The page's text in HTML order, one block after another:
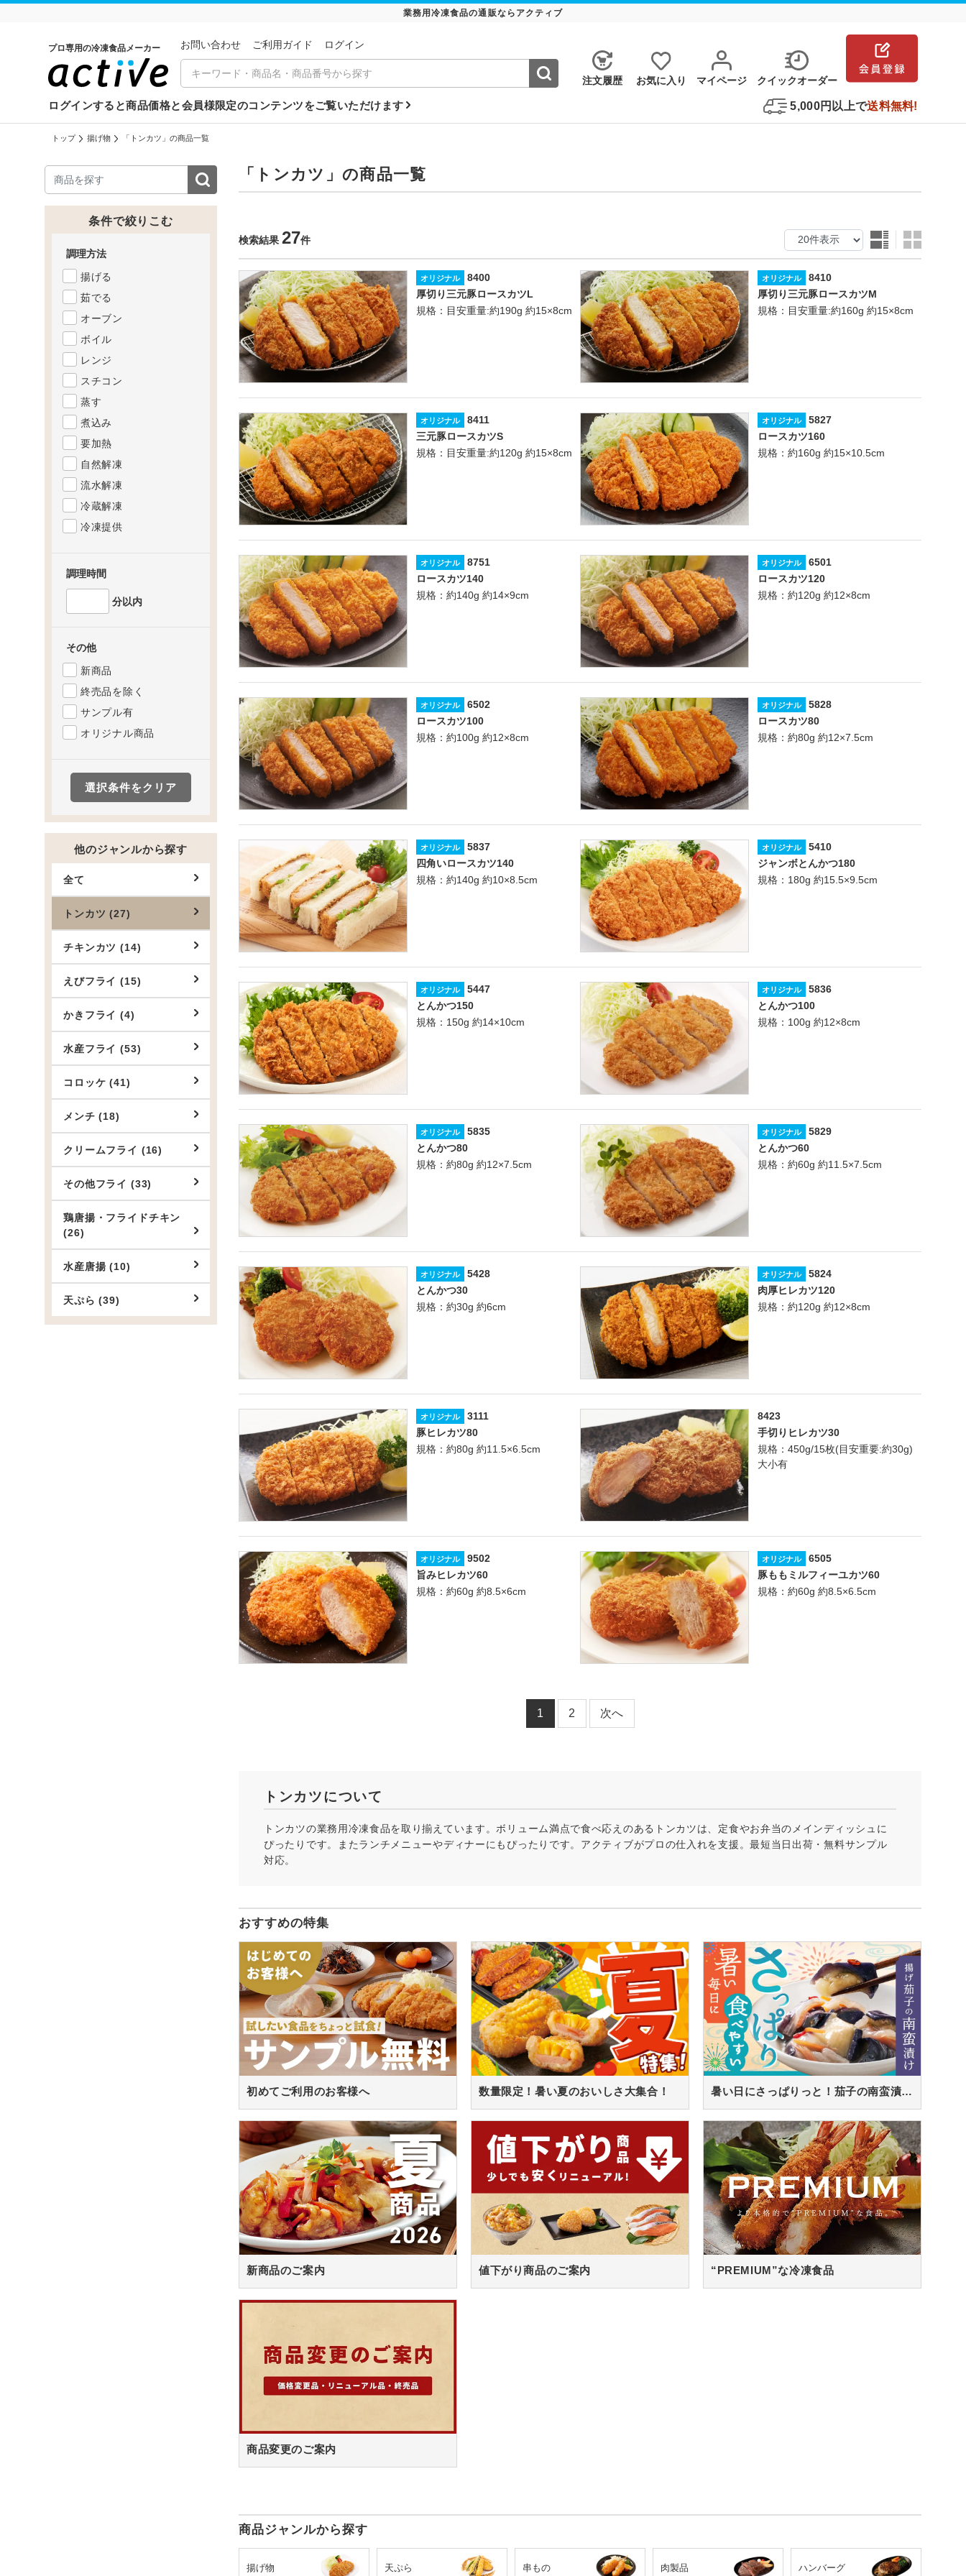
業務用冷凍食品の通販ならアクティブ
プロ専用の冷凍食品メーカー お問い合わせ ご利⽤ガイド ログイン
注⽂履歴 お気に⼊り マイページ クイックオーダー
ログインすると商品価格と会員様限定のコンテンツをご覧いただけます 5,000円以上で送料無料!
トップ 揚げ物 「トンカツ」の商品一覧
条件で絞りこむ
調理方法
揚げる
茹でる
オーブン
ボイル
レンジ
スチコン
蒸す
煮込み
要加熱
自然解凍
流水解凍
冷蔵解凍
冷凍提供
調理時間
分以内
その他
新商品
終売品を除く
サンプル有
オリジナル商品
選択条件をクリア
他のジャンルから探す
全て
トンカツ (27)
チキンカツ (14)
えびフライ (15)
かきフライ (4)
水産フライ (53)
コロッケ (41)
メンチ (18)
クリームフライ (16)
その他フライ (33)
鶏唐揚・フライドチキン
(26)
水産唐揚 (10)
天ぷら (39)
「トンカツ」の商品一覧
検索結果 27件
オリジナル
8400
厚切り三元豚ロースカツL
規格：目安重量:約190g 約15×8cm
オリジナル
8410
厚切り三元豚ロースカツM
規格：目安重量:約160g 約15×8cm
オリジナル
8411
三元豚ロースカツS
規格：目安重量:約120g 約15×8cm
オリジナル
5827
ロースカツ160
規格：約160g 約15×10.5cm
オリジナル
8751
ロースカツ140
規格：約140g 約14×9cm
オリジナル
6501
ロースカツ120
規格：約120g 約12×8cm
オリジナル
6502
ロースカツ100
規格：約100g 約12×8cm
オリジナル
5828
ロースカツ80
規格：約80g 約12×7.5cm
オリジナル
5837
四角いロースカツ140
規格：約140g 約10×8.5cm
オリジナル
5410
ジャンボとんかつ180
規格：180g 約15.5×9.5cm
オリジナル
5447
とんかつ150
規格：150g 約14×10cm
オリジナル
5836
とんかつ100
規格：100g 約12×8cm
オリジナル
5835
とんかつ80
規格：約80g 約12×7.5cm
オリジナル
5829
とんかつ60
規格：約60g 約11.5×7.5cm
オリジナル
5428
とんかつ30
規格：約30g 約6cm
オリジナル
5824
肉厚ヒレカツ120
規格：約120g 約12×8cm
オリジナル
3111
豚ヒレカツ80
規格：約80g 約11.5×6.5cm
8423
手切りヒレカツ30
規格：450g/15枚(目安重要:約30g)
大小有
オリジナル
9502
旨みヒレカツ60
規格：約60g 約8.5×6cm
オリジナル
6505
豚ももミルフィーユカツ60
規格：約60g 約8.5×6.5cm
1 2 次へ
トンカツについて
トンカツの業務用冷凍食品を取り揃えています。ボリューム満点で食べ応えのあるトンカツは、定食やお弁当のメインディッシュに
ぴったりです。またランチメニューやディナーにもぴったりです。アクティブがプロの仕入れを支援。最短当日出荷・無料サンプル
対応。
おすすめの特集
初めてご利用のお客様へ 数量限定！暑い夏のおいしさ大集合！ 暑い日にさっぱりっと！茄子の南蛮漬け！
新商品のご案内 値下がり商品のご案内 “PREMIUM”な冷凍食品
商品変更のご案内
商品ジャンルから探す
揚げ物 天ぷら 串もの 肉製品 ハンバーグ